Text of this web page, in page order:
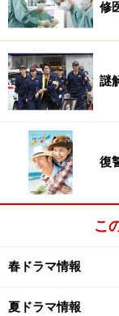
修
謎
復
こ
春ドラマ情報
夏ドラマ情報